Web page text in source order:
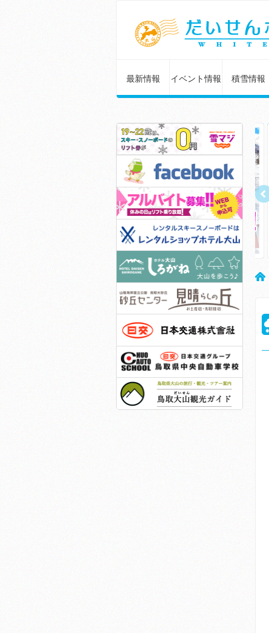
最新情報 イベント情報 積雪情報